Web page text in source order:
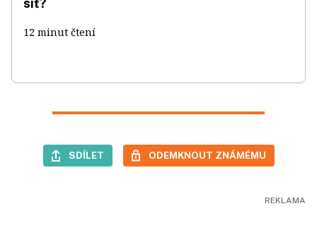
síť?
12 minut čtení
SDÍLET ODEMKNOUT ZNÁMÉMU